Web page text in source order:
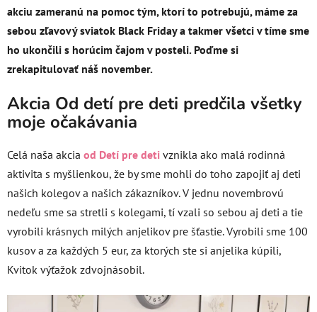
akciu zameranú na pomoc tým, ktorí to potrebujú, máme za
sebou zľavový sviatok Black Friday a takmer všetci v tíme sme
ho ukončili s horúcim čajom v posteli. Poďme si
zrekapitulovať náš november.
Akcia Od detí pre deti predčila všetky
moje očakávania
Celá naša akcia od Detí pre deti vznikla ako malá rodinná
aktivita s myšlienkou, že by sme mohli do toho zapojiť aj deti
našich kolegov a našich zákazníkov. V jednu novembrovú
nedeľu sme sa stretli s kolegami, tí vzali so sebou aj deti a tie
vyrobili krásnych milých anjelikov pre šťastie. Vyrobili sme 100
kusov a za každých 5 eur, za ktorých ste si anjelika kúpili,
Kvitok výťažok zdvojnásobil.